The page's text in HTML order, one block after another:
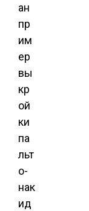
ан
пр
им
ер
вы
кр
ой
ки
па
льт
о-
нак
ид